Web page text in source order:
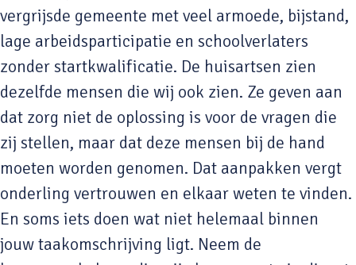
vergrijsde gemeente met veel armoede, bijstand,
lage arbeidsparticipatie en schoolverlaters
zonder startkwalificatie. De huisartsen zien
dezelfde mensen die wij ook zien. Ze geven aan
dat zorg niet de oplossing is voor de vragen die
zij stellen, maar dat deze mensen bij de hand
moeten worden genomen. Dat aanpakken vergt
onderling vertrouwen en elkaar weten te vinden.
En soms iets doen wat niet helemaal binnen
jouw taakomschrijving ligt. Neem de